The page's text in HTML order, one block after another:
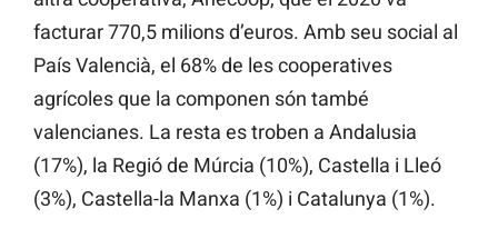
facturar 770,5 milions d’euros. Amb seu social al
País Valencià, el 68% de les cooperatives
agrícoles que la componen són també
valencianes. La resta es troben a Andalusia
(17%), la Regió de Múrcia (10%), Castella i Lleó
(3%), Castella-la Manxa (1%) i Catalunya (1%).